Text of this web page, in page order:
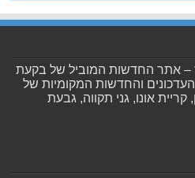
– אתר החדשות המוביל של בקעת
העדכונים והחדשות המקומיות של
קריית אונו, גני תקווה, גבעת